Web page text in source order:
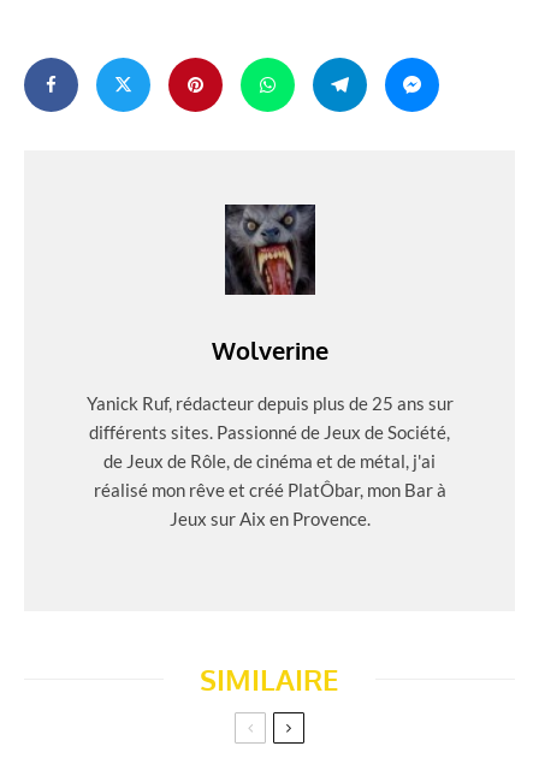
Wolverine
Yanick Ruf, rédacteur depuis plus de 25 ans sur
différents sites. Passionné de Jeux de Société,
de Jeux de Rôle, de cinéma et de métal, j'ai
réalisé mon rêve et créé PlatÔbar, mon Bar à
Jeux sur Aix en Provence.
SIMILAIRE